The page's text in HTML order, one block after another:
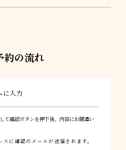
約の流れ
に入力
て確認ボタンを押下後、内容にお間違い
に確認のメールが送信されます。